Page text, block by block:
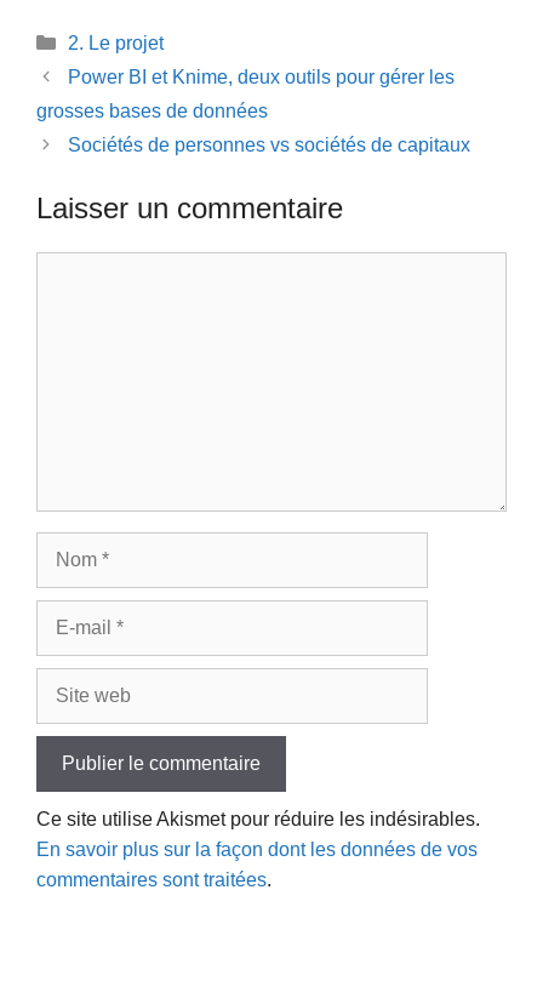
Catégories
2. Le projet
Power BI et Knime, deux outils pour gérer les
grosses bases de données
Sociétés de personnes vs sociétés de capitaux
Laisser un commentaire
Ce site utilise Akismet pour réduire les indésirables.
En savoir plus sur la façon dont les données de vos
commentaires sont traitées.